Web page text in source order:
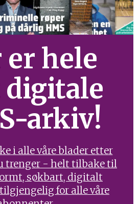
er hele
arkiv!
i alle våre blader etter
trenger - helt tilbake til
søkbart, digitalt
for alle våre